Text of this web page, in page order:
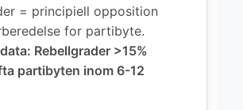
= principiell opposition
for partibyte.
Rebellgrader >15%
partibyten inom 6-12